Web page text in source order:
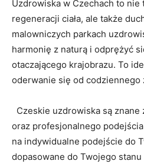
Uzdrowiska w Czechach to nie
regeneracji ⁤ciała, ale także
malowniczych parkach
harmonię ‌z naturą i odprężyć
otaczającego krajobrazu. To
oderwanie się od​ codziennego
Czeskie uzdrowiska są
oraz profesjonalnego
na indywidualne podejście do
dopasowane‍ do Twojego⁣